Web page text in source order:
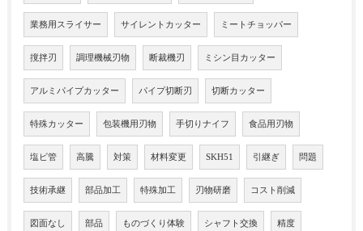
業務用スライサー サイレントカッター ミートチョッパー
撹拌刃 調理機械刃物 断裁機刃 ミシン目カッター
アルミパイプカッター パイプ切断刃 切断カッター
特殊カッター 包装機用刃物 手切りナイフ 食品用刃物
塩ビ管 高騰 対策 材料変更 SKH51 引継ぎ 問題
技術承継 部品加工 特殊加工 刃物研磨 コスト削減
図面なし 部品 ものづくり体験 シャフト交換 精度